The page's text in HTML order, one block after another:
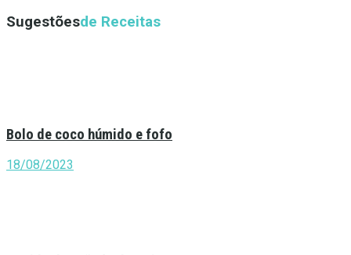
Sugestõesde Receitas
Bolo de coco húmido e fofo
18/08/2023